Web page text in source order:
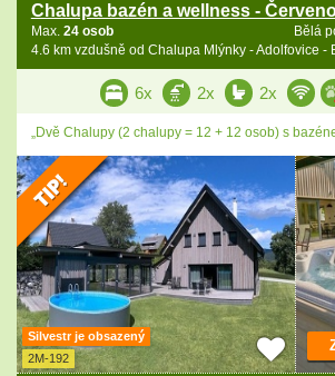
Chalupa bazén a wellness -
Bělá
Max. 24 osob
4.6 km vzdušně od Chalupa Mlýnky - Adolfovice -
6x 2x 2x
„Dvě Chalupy (2 chalupy = 12 + 12 osob) s
Silvestr je obsazený
2M-192